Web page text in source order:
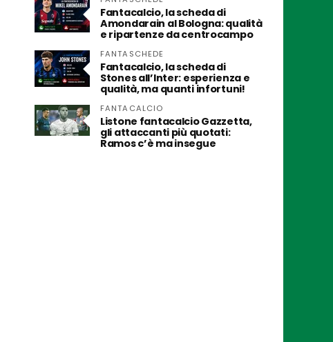
Fantacalcio, la scheda di
Amondarain al Bologna: qualità
e ripartenze da centrocampo
FANTASCHEDE
Fantacalcio, la scheda di
Stones all’Inter: esperienza e
qualità, ma quanti infortuni!
FANTACALCIO
Listone fantacalcio Gazzetta,
gli attaccanti più quotati:
Ramos c’è ma insegue